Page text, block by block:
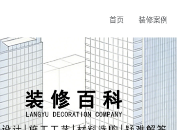
首页 装修案例